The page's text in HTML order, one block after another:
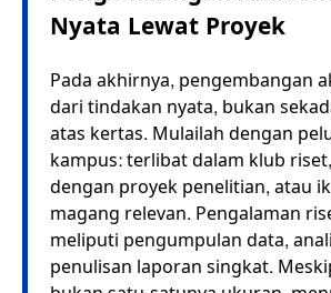
Nyata Lewat Proyek
Pada akhirnya, pengembangan
dari tindakan nyata, bukan
atas kertas. Mulailah dengan
kampus: terlibat dalam klub
dengan proyek penelitian, atau
magang relevan. Pengalaman
meliputi pengumpulan data,
penulisan laporan singkat.